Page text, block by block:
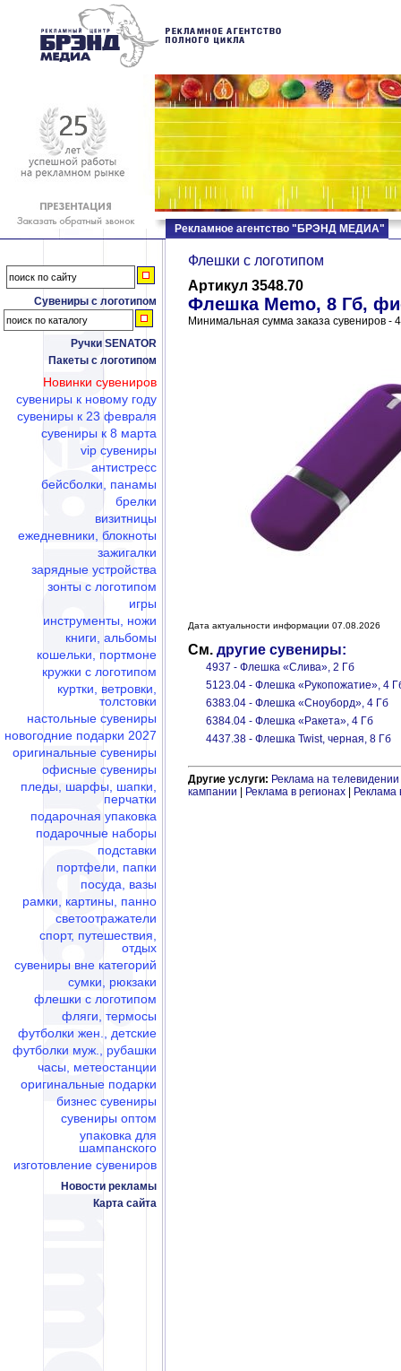
Сувениры с логотипом
Ручки SENATOR
Пакеты с логотипом
Новинки сувениров
сувениры к новому году
сувениры к 23 февраля
сувениры к 8 марта
vip сувениры
антистресс
бейсболки, панамы
брелки
визитницы
ежедневники, блокноты
зажигалки
зарядные устройства
зонты с логотипом
игры
инструменты, ножи
книги, альбомы
кошельки, портмоне
кружки с логотипом
куртки, ветровки,
толстовки
настольные сувениры
новогодние подарки 2027
оригинальные сувениры
офисные сувениры
пледы, шарфы, шапки,
перчатки
подарочная упаковка
подарочные наборы
подставки
портфели, папки
посуда, вазы
рамки, картины, панно
светоотражатели
спорт, путешествия,
отдых
сувениры вне категорий
сумки, рюкзаки
флешки c логотипом
фляги, термосы
футболки жен., детские
футболки муж., рубашки
часы, метеостанции
оригинальные подарки
бизнес сувениры
сувениры оптом
упаковка для
шампанского
изготовление сувениров
Новости рекламы
Карта сайта
Рекламное агентство "БРЭНД МЕДИА"
Флешки c логотипом
Артикул 3548.70
Флешка Memo, 8 Гб,
Минимальная сумма заказа сувениров -
Дата актуальности информации 07.08.2026
См. другие сувениры:
4937 - Флешка «Слива», 2 Гб
5123.04 - Флешка «Рукопожатие», 4
6383.04 - Флешка «Сноуборд», 4 Гб
6384.04 - Флешка «Ракета», 4 Гб
4437.38 - Флешка Twist, черная, 8 Гб
Другие услуги: Реклама на телевидении
кампании
Реклама в регионах Реклама